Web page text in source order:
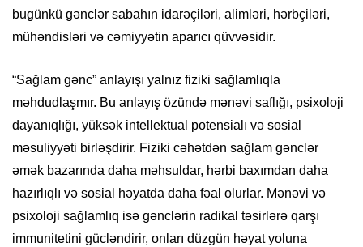
bugünkü gənclər sabahın idarəçiləri, alimləri, hərbçiləri,
mühəndisləri və cəmiyyətin aparıcı qüvvəsidir.
“Sağlam gənc” anlayışı yalnız fiziki sağlamlıqla
məhdudlaşmır. Bu anlayış özündə mənəvi saflığı, psixoloji
dayanıqlığı, yüksək intellektual potensialı və sosial
məsuliyyəti birləşdirir. Fiziki cəhətdən sağlam gənclər
əmək bazarında daha məhsuldar, hərbi baxımdan daha
hazırlıqlı və sosial həyatda daha fəal olurlar. Mənəvi və
psixoloji sağlamlıq isə gənclərin radikal təsirlərə qarşı
immunitetini gücləndirir, onları düzgün həyat yoluna